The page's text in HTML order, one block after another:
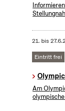
21. bis
Eintritt frei
Am